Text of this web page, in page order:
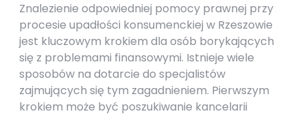
Znalezienie odpowiedniej pomocy prawnej przy
procesie upadłości konsumenckiej w Rzeszowie
jest kluczowym krokiem dla osób borykających
się z problemami finansowymi. Istnieje wiele
sposobów na dotarcie do specjalistów
zajmujących się tym zagadnieniem. Pierwszym
krokiem może być poszukiwanie kancelarii